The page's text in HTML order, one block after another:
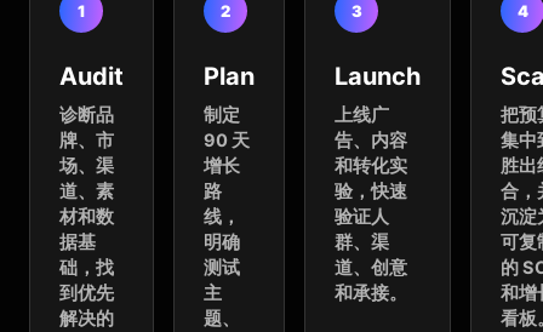
1
Audit
诊断品
牌、市
场、渠
道、素
材和数
据基
础，找
到优先
解决的
2
Plan
制定
90 天
增长
路
线，
明确
测试
主
题、
3
Launch
上线广
告、内容
和转化实
验，快速
验证人
群、渠
道、创意
和承接。
4
把预
集中
胜出
合，
沉淀
可复
的
和增
看板